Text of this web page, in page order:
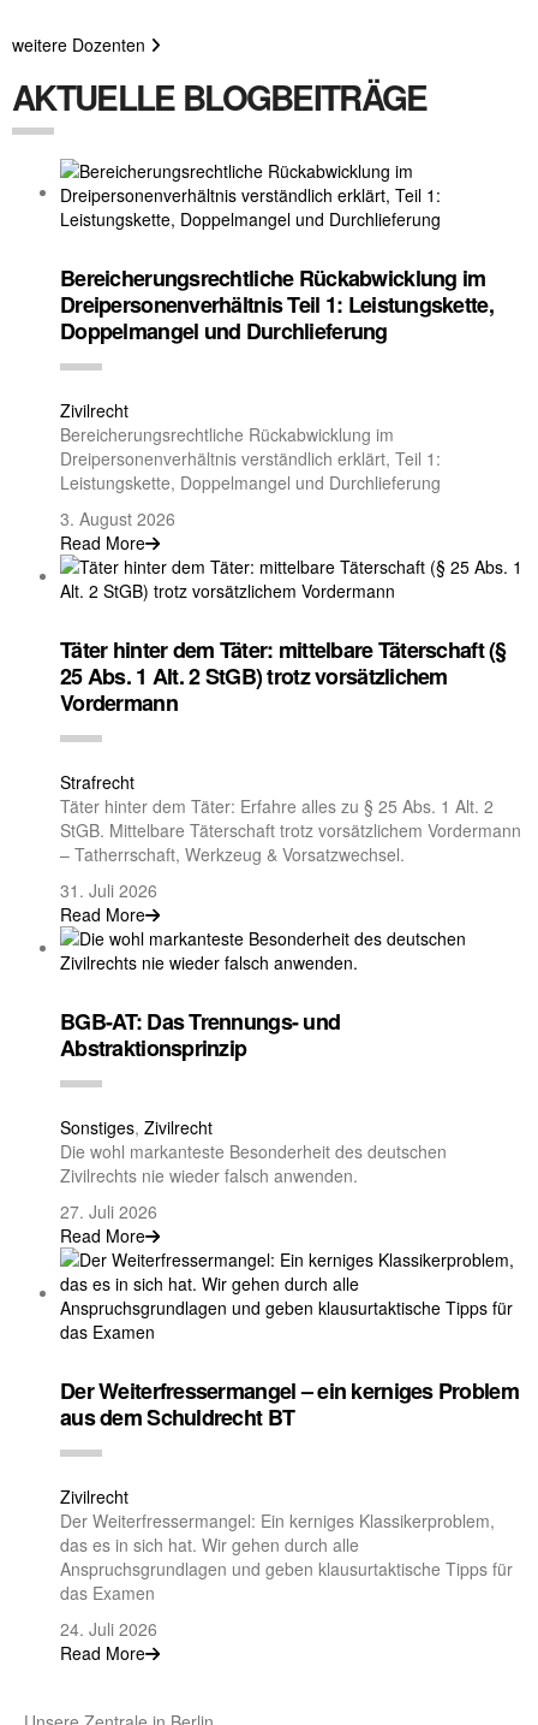
weitere Dozenten
AKTUELLE BLOGBEITRÄGE
Bereicherungsrechtliche Rückabwicklung im
Dreipersonenverhältnis Teil 1: Leistungskette,
Doppelmangel und Durchlieferung
Zivilrecht
Bereicherungsrechtliche Rückabwicklung im
Dreipersonenverhältnis verständlich erklärt, Teil 1:
Leistungskette, Doppelmangel und Durchlieferung
3. August 2026
Read More
Täter hinter dem Täter: mittelbare Täterschaft (§
25 Abs. 1 Alt. 2 StGB) trotz vorsätzlichem
Vordermann
Strafrecht
Täter hinter dem Täter: Erfahre alles zu § 25 Abs. 1 Alt. 2
StGB. Mittelbare Täterschaft trotz vorsätzlichem Vordermann
– Tatherrschaft, Werkzeug & Vorsatzwechsel.
31. Juli 2026
Read More
BGB-AT: Das Trennungs- und
Abstraktionsprinzip
Sonstiges, Zivilrecht
Die wohl markanteste Besonderheit des deutschen
Zivilrechts nie wieder falsch anwenden.
27. Juli 2026
Read More
Der Weiterfressermangel – ein kerniges Problem
aus dem Schuldrecht BT
Zivilrecht
Der Weiterfressermangel: Ein kerniges Klassikerproblem,
das es in sich hat. Wir gehen durch alle
Anspruchsgrundlagen und geben klausurtaktische Tipps für
das Examen
24. Juli 2026
Read More